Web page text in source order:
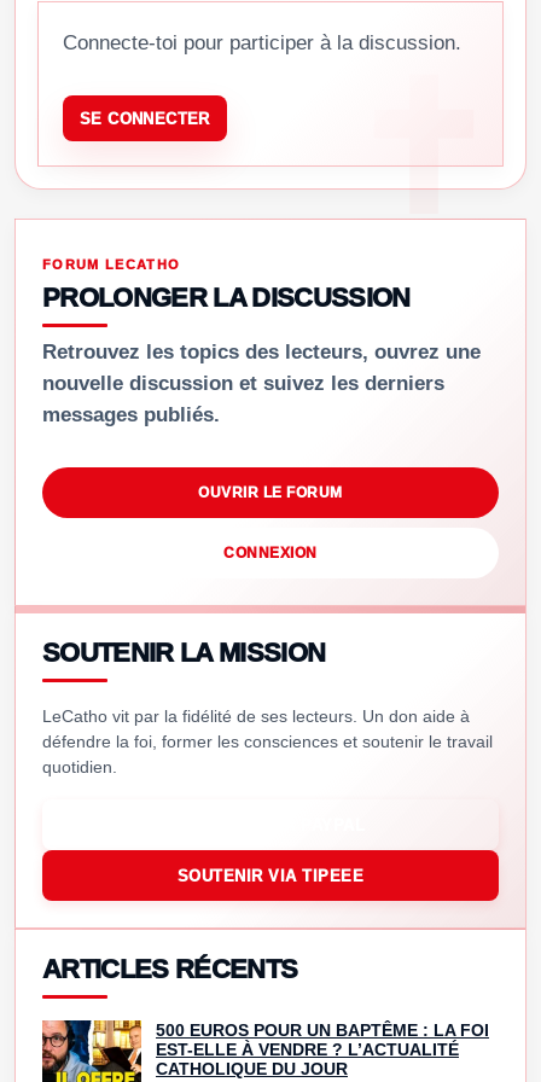
Connecte-toi pour participer à la discussion.
SE CONNECTER
FORUM LECATHO
PROLONGER LA DISCUSSION
Retrouvez les topics des lecteurs, ouvrez une
nouvelle discussion et suivez les derniers
messages publiés.
OUVRIR LE FORUM
CONNEXION
SOUTENIR LA MISSION
LeCatho vit par la fidélité de ses lecteurs. Un don aide à
défendre la foi, former les consciences et soutenir le travail
quotidien.
SOUTENIR VIA TIPEEE
ARTICLES RÉCENTS
500 EUROS POUR UN BAPTÊME : LA FOI
EST-ELLE À VENDRE ? L’ACTUALITÉ
CATHOLIQUE DU JOUR